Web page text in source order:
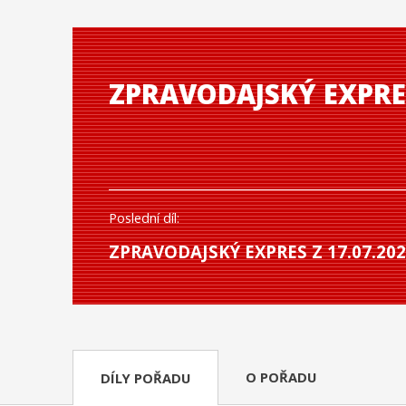
ZPRAVODAJSKÝ
Poslední díl:
ZPRAVODAJSKÝ EXPRES Z
DÍLY POŘADU O POŘADU